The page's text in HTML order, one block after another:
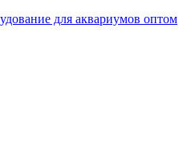
для аквариумов оптом